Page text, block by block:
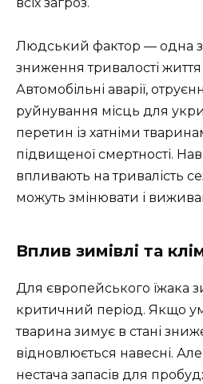
Людський фактор — одна
зниження тривалості
Автомобільні аварії,
руйнування місць для
перетин із хатніми
підвищеної смертності.
впливають на тривалість
можуть змінювати і
Вплив зимівлі та
Для європейського їжака
критичний період. Якщо
тварина зимує в стані
відновлюється навесні.
нестача запасів для